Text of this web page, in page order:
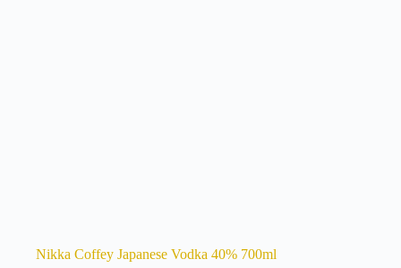
Nikka Coffey Japanese Vodka 40% 700ml